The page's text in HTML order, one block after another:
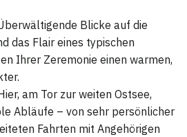
Blicke auf die
das Flair eines typischen
Ihrer Zeremonie einen warmen,
am Tor zur weiten Ostsee,
Abläufe – von sehr persönlicher
Fahrten mit Angehörigen